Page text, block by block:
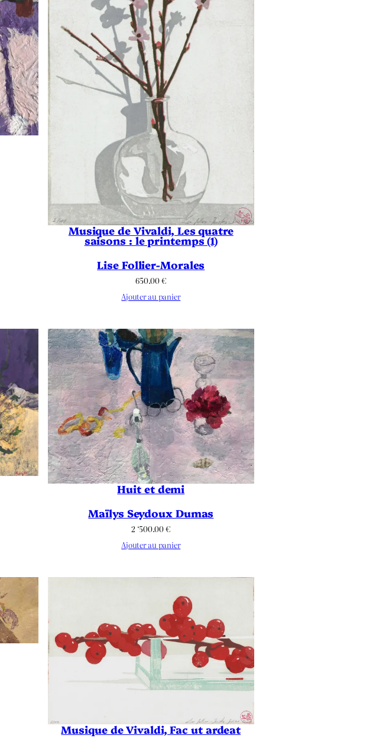
Musique de Vivaldi, Les quatre
saisons : le printemps (1)
Lise Follier-Morales
650.00€
Ajouter au panier
Huit et demi
Maïlys Seydoux Dumas
2 ‘500.00€
Ajouter au panier
Musique de Vivaldi, Fac ut ardeat